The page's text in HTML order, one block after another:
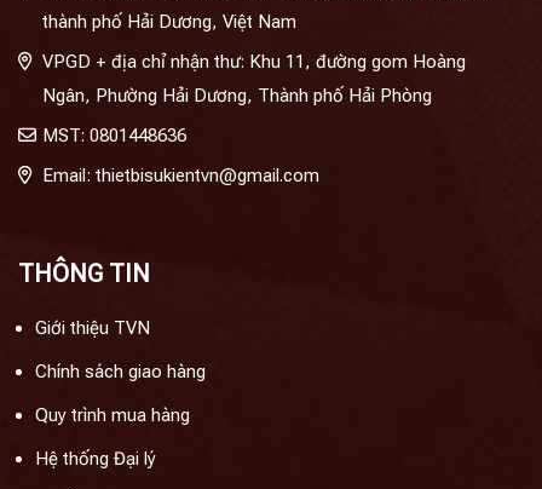
thành phố Hải Dương, Việt Nam
VPGD + địa chỉ nhận thư: Khu 11, đường gom Hoàng
Ngân, Phường Hải Dương, Thành phố Hải Phòng
MST: 0801448636
Email: thietbisukientvn@gmail.com
THÔNG TIN
Giới thiệu TVN
Chính sách giao hàng
Quy trình mua hàng
Hệ thống Đại lý